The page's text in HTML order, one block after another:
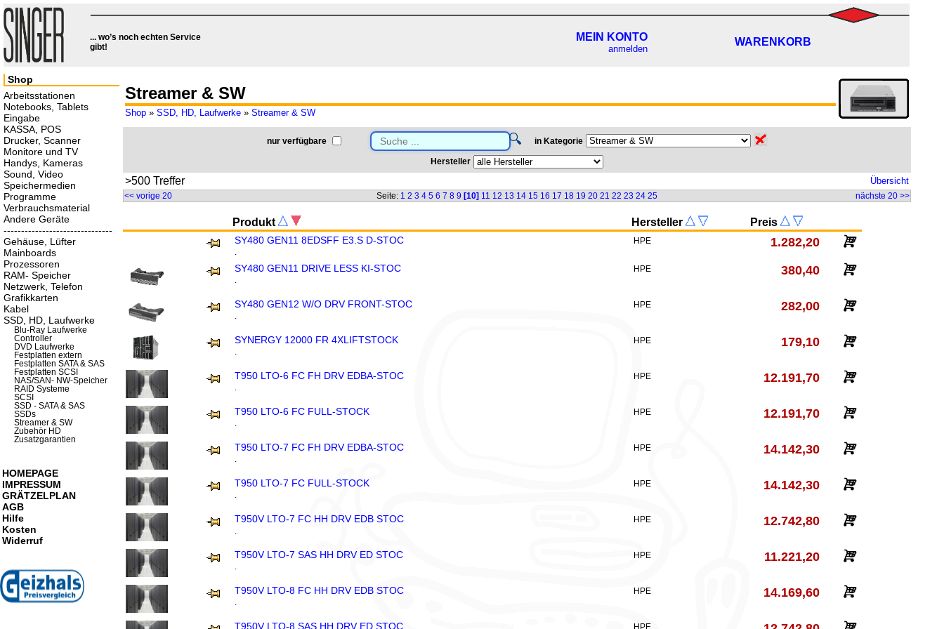
... wo’s noch echten Service
gibt!
MEIN KONTO
anmelden
WARENKORB
Streamer & SW
Shop » SSD, HD, Laufwerke » Streamer & SW
nur verfügbare 🔍 in Kategorie
Hersteller
>500 Treffer Übersicht
<< vorige 20 Seite: 1 2 3 4 5 6 7 8 9 [10] 11 12 13 14 15 16 17 18 19 20 21 22 23 24 25 nächste 20 >>
Produkt Hersteller Preis
SY480 GEN11 8EDSFF E3.S D-STOC
.
HPE 1.282,20
SY480 GEN11 DRIVE LESS KI-STOC
.
HPE 380,40
SY480 GEN12 W/O DRV FRONT-STOC
.
HPE 282,00
SYNERGY 12000 FR 4XLIFTSTOCK
.
HPE 179,10
T950 LTO-6 FC FH DRV EDBA-STOC
.
HPE 12.191,70
T950 LTO-6 FC FULL-STOCK
.
HPE 12.191,70
T950 LTO-7 FC FH DRV EDBA-STOC
.
HPE 14.142,30
T950 LTO-7 FC FULL-STOCK
.
HPE 14.142,30
T950V LTO-7 FC HH DRV EDB STOC
.
HPE 12.742,80
T950V LTO-7 SAS HH DRV ED STOC
.
HPE 11.221,20
T950V LTO-8 FC HH DRV EDB STOC
.
HPE 14.169,60
T950V LTO-8 SAS HH DRV ED STOC HPE
Shop
Arbeitsstationen
Notebooks, Tablets
Eingabe
KASSA, POS
Drucker, Scanner
Monitore und TV
Handys, Kameras
Sound, Video
Speichermedien
Programme
Verbrauchsmaterial
Andere Geräte
-------------------------------
Gehäuse, Lüfter
Mainboards
Prozessoren
RAM- Speicher
Netzwerk, Telefon
Grafikkarten
Kabel
SSD, HD, Laufwerke
Blu-Ray Laufwerke
Controller
DVD Laufwerke
Festplatten extern
Festplatten SATA & SAS
Festplatten SCSI
NAS/SAN- NW-Speicher
RAID Systeme
SCSI
SSD - SATA & SAS
SSDs
Streamer & SW
Zubehör HD
Zusatzgarantien
HOMEPAGE
IMPRESSUM
GRÄTZELPLAN
AGB
Hilfe
Kosten
Widerruf